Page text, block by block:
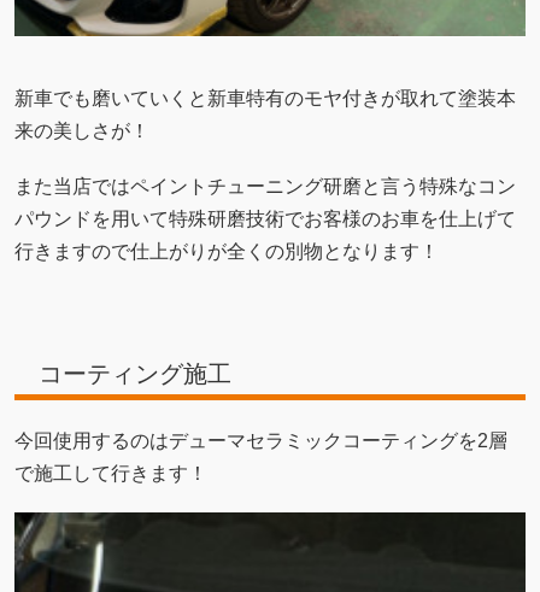
新車でも磨いていくと新車特有のモヤ付きが取れて塗装本
来の美しさが！
また当店ではペイントチューニング研磨と言う特殊なコン
パウンドを用いて特殊研磨技術でお客様のお車を仕上げて
行きますので仕上がりが全くの別物となります！
コーティング施工
今回使用するのはデューマセラミックコーティングを2層
で施工して行きます！